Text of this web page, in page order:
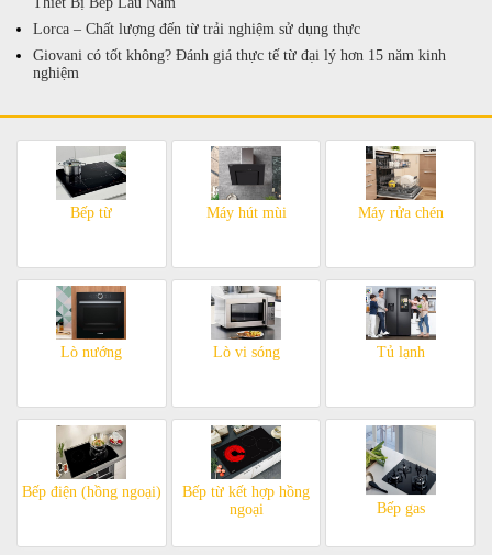
Lorca – Chất lượng đến từ trải nghiệm sử dụng thực
Giovani có tốt không? Đánh giá thực tế từ đại lý hơn 15 năm kinh
nghiệm
Bếp từ Máy hút mùi Máy rửa chén
Lò nướng Lò vi sóng Tủ lạnh
Bếp điện (hồng ngoại)
Bếp từ kết hợp hồng
ngoại
Bếp gas